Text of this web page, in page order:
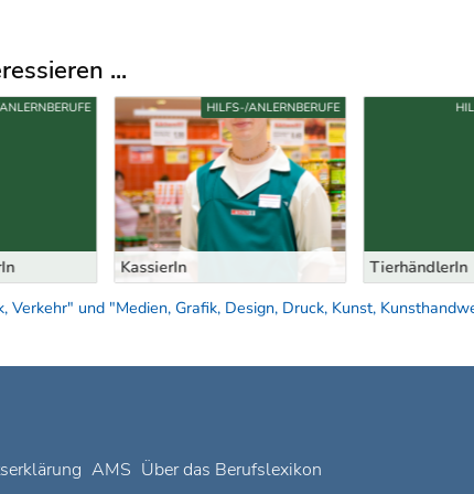
...
KassierIn
HILFS-/ANLERNBERUFE
TierhändlerIn
und "Medien, Grafik, Design, Druck, Kunst,
AMS Über das Berufslexikon